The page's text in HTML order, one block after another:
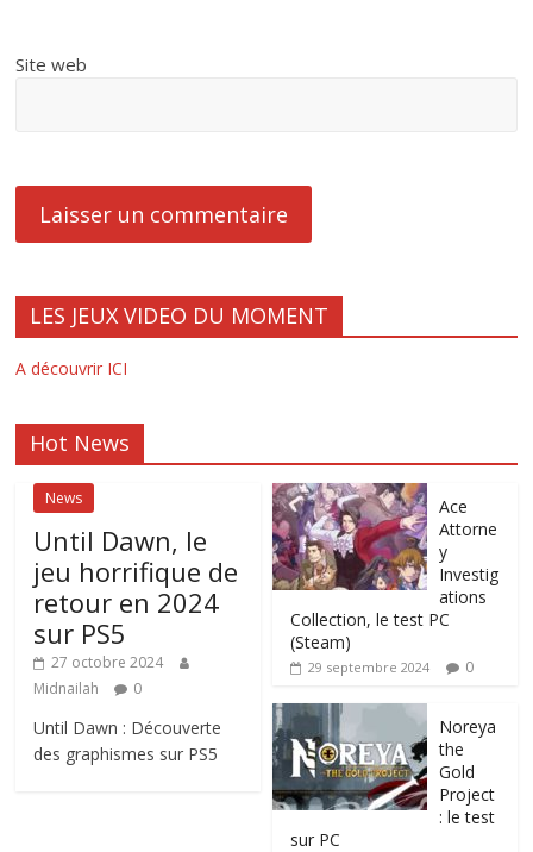
Site web
LES JEUX VIDEO DU MOMENT
A découvrir ICI
Hot News
News
Until Dawn, le
jeu horrifique de
retour en 2024
sur PS5
27 octobre 2024
Midnailah
0
Until Dawn : Découverte
des graphismes sur PS5
Ace
Attorne
y
Investig
ations
Collection, le test PC
(Steam)
29 septembre 2024 0
Noreya
the
Gold
Project
: le test
sur PC